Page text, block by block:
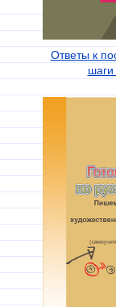
Ответы к
шаги